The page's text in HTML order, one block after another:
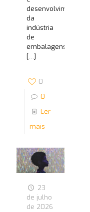
desenvolvimento
da
indústria
de
embalagens
[…]
0
0
Ler
mais
23
de julho
de 2026